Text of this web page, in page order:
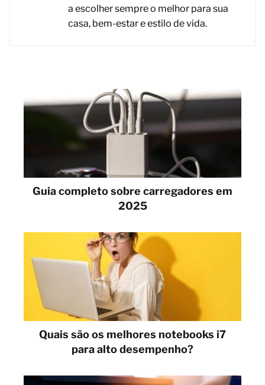
a escolher sempre o melhor para sua
casa, bem-estar e estilo de vida.
Guia completo sobre carregadores em
2025
Quais são os melhores notebooks i7
para alto desempenho?